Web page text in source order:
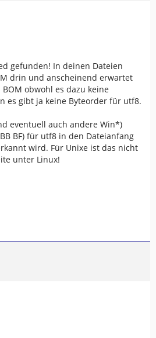
gefunden! In deinen Dateien
drin und anscheinend erwartet
obwohl es dazu keine
es gibt ja keine Byteorder für utf8.
eventuell auch andere Win*)
BF) für utf8 in den Dateianfang
wird. Für Unixe ist das nicht
unter Linux!